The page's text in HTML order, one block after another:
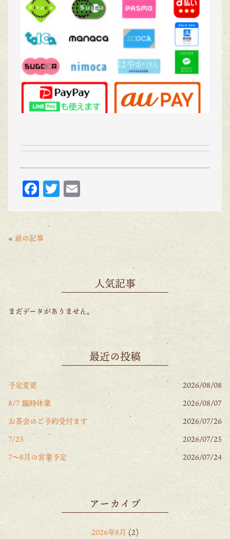
F
ac
eb
o
o
T
w
itt
m
« 前の記事
人気記事
まだデータがありません。
最近の投稿
予定変更
2026/08/08
8/7 臨時休業
2026/08/07
お茶会のご予約受付ます
2026/07/26
7/25
2026/07/25
7〜8月の営業予定
2026/07/24
アーカイブ
2026年8月 (2)